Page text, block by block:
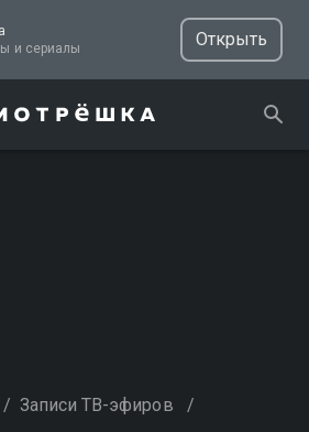
ТВ, фильмы и сериалы
Открыть
/ Записи ТВ-эфиров /